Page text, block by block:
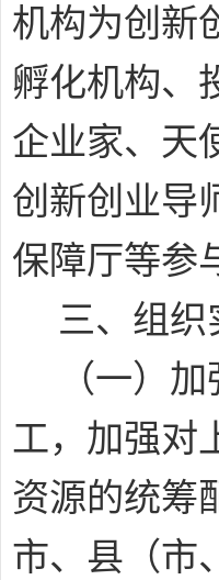
机构为创新
孵化机构、
企业家、天
创新创业导
保障厅等参
三、组织
（一）
工，加强对
资源的统筹
市、县（市